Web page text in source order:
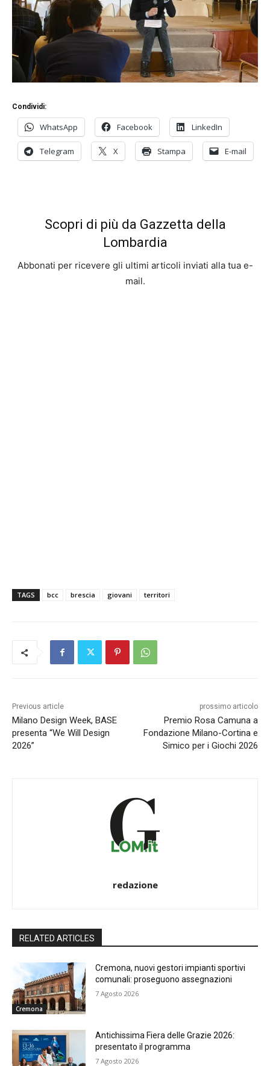
Condividi:
WhatsApp Facebook LinkedIn
Telegram X Stampa E-mail
Scopri di più da Gazzetta della
Lombardia
Abbonati per ricevere gli ultimi articoli inviati alla tua e-
mail.
TAGS bcc brescia giovani territori
Previous article
Milano Design Week, BASE
presenta “We Will Design
2026”
prossimo articolo
Premio Rosa Camuna a
Fondazione Milano-Cortina e
Simico per i Giochi 2026
redazione
RELATED ARTICLES
Cremona
Cremona, nuovi gestori impianti sportivi
comunali: proseguono assegnazioni
7 Agosto 2026
Antichissima Fiera delle Grazie 2026:
presentato il programma
7 Agosto 2026